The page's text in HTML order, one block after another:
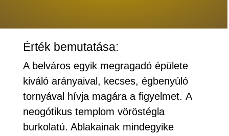
Érték bemutatása:
A belváros egyik megragadó épülete
kiváló arányaival, kecses, égbenyúló
tornyával hívja magára a figyelmet. A
neogótikus templom vöröstégla
burkolatú. Ablakainak mindegyike